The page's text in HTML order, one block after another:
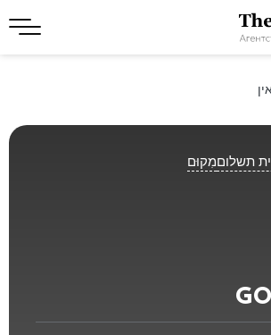
תשלוםמִקוּם